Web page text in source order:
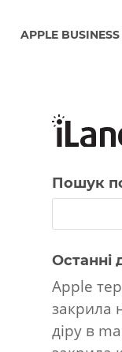
APPLE
Пошук
Останні
Apple
закрила
діру в